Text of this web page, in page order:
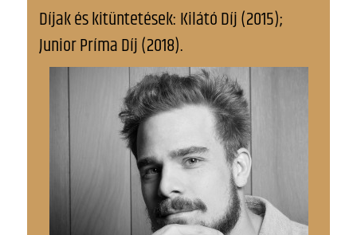
Díjak és kitüntetések: Kilátó Díj (2015);
Junior Príma Díj (2018).